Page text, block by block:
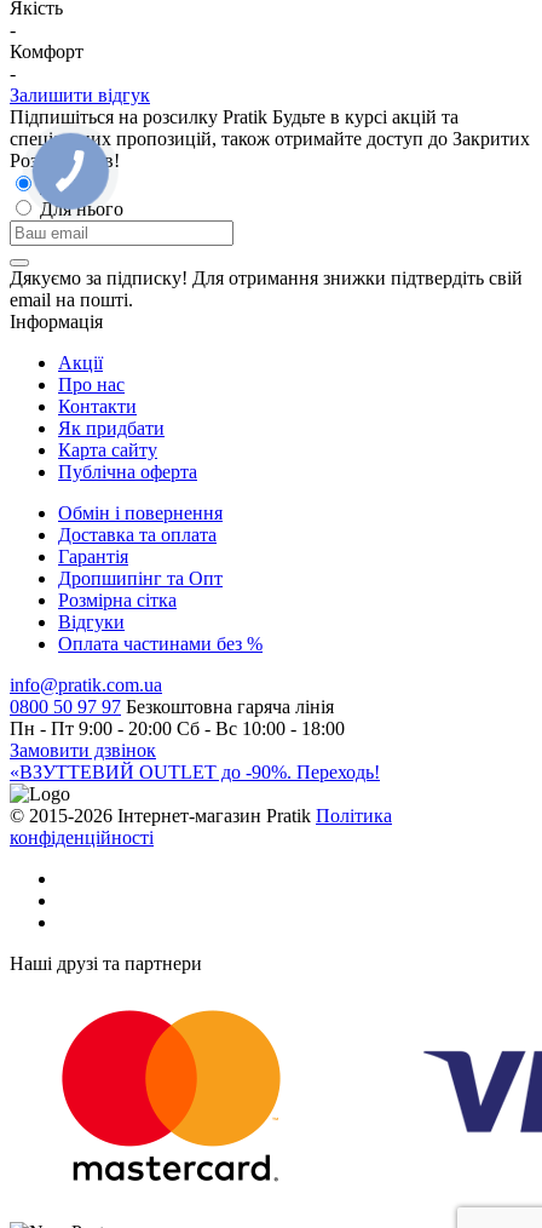
Якість
-
Комфорт
-
Залишити відгук
Підпишіться на розсилку Pratik Будьте в курсі акцій та
спеціальних пропозицій, також отримайте доступ до Закритих
Розпродажiв!
Для неї
Для нього
Дякуємо за підписку! Для отримання знижки підтвердіть свій
email на пошті.
Інформація
Акції
Про нас
Контакти
Як придбати
Карта сайту
Публiчна оферта
Обмін і повернення
Доставка та оплата
Гарантiя
Дропшипінг та Опт
Розмірна сітка
Відгуки
Оплата частинами без %
info@pratik.com.ua
0800 50 97 97 Безкоштовна гаряча лінія
Пн - Пт 9:00 - 20:00 Сб - Вс 10:00 - 18:00
Замовити дзвінок
«ВЗУТТЕВИЙ OUTLET до -90%. Переходь!
© 2015-2026 Інтернет-магазин Pratik Політика
конфіденційності
Наші друзі та партнери